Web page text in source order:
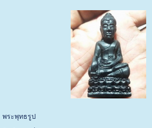
พระพุทธรูป